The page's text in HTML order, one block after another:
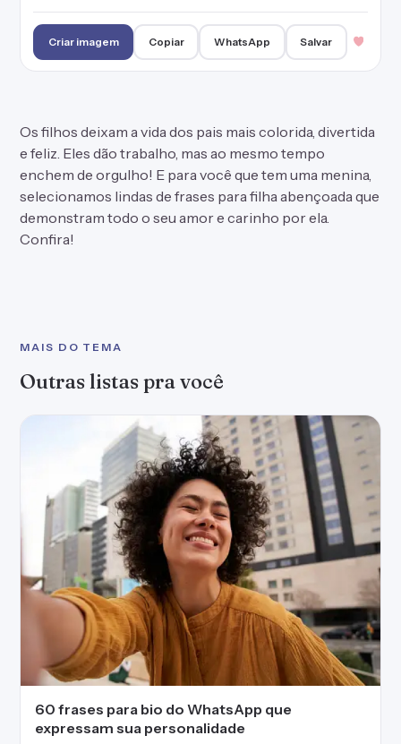
Criar imagem Copiar WhatsApp Salvar
Os filhos deixam a vida dos pais mais colorida, divertida
e feliz. Eles dão trabalho, mas ao mesmo tempo
enchem de orgulho! E para você que tem uma menina,
selecionamos lindas de frases para filha abençoada que
demonstram todo o seu amor e carinho por ela.
Confira!
MAIS DO TEMA
Outras listas pra você
60 frases para bio do WhatsApp que
expressam sua personalidade